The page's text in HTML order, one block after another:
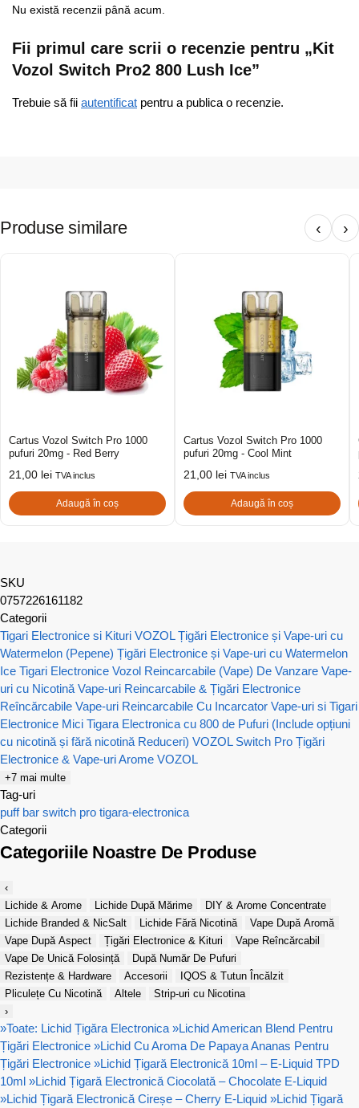
Nu există recenzii până acum.
Fii primul care scrii o recenzie pentru „Kit
Vozol Switch Pro2 800 Lush Ice”
Trebuie să fii autentificat pentru a publica o recenzie.
Produse similare ‹ ›
Cartus Vozol Switch Pro 1000
pufuri 20mg - Red Berry
21,00 lei TVA inclus
Adaugă în coș
Cartus Vozol Switch Pro 1000
pufuri 20mg - Cool Mint
21,00 lei TVA inclus
Adaugă în coș
SKU
0757226161182
Categorii
Tigari Electronice si Kituri VOZOL Țigări Electronice și Vape-uri cu
Watermelon (Pepene) Țigări Electronice și Vape-uri cu Watermelon
Ice Tigari Electronice Vozol Reincarcabile (Vape) De Vanzare Vape-
uri cu Nicotină Vape-uri Reincarcabile & Țigări Electronice
Reîncărcabile Vape-uri Reincarcabile Cu Incarcator Vape-uri si Tigari
Electronice Mici Tigara Electronica cu 800 de Pufuri (Include opțiuni
cu nicotină și fără nicotină Reduceri) VOZOL Switch Pro Țigări
Electronice & Vape-uriArome VOZOL
+7 mai multe
Tag-uri
puff bar switch pro tigara-electronica
Categorii
Categoriile Noastre De Produse
‹
Lichide & Arome
Lichide După Mărime
DIY & Arome Concentrate
Lichide Branded & NicSalt
Lichide Fără Nicotină
Vape După Aromă
Vape După Aspect
Țigări Electronice & Kituri
Vape Reîncărcabil
Vape De Unică Folosință
După Număr De Pufuri
Rezistențe & Hardware
Accesorii
IQOS & Tutun Încălzit
Pliculețe Cu Nicotină
Altele
Strip-uri cu Nicotina
›
»Toate: Lichid Țigăra Electronica »Lichid American Blend Pentru
Țigări Electronice »Lichid Cu Aroma De Papaya Ananas Pentru
Țigări Electronice »Lichid Țigară Electronică 10ml – E-Liquid TPD
10ml »Lichid Țigară Electronică Ciocolată – Chocolate E-Liquid
»Lichid Țigară Electronică Cireșe – Cherry E-Liquid »Lichid Țigară